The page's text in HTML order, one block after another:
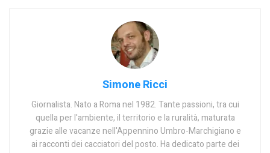
Simone Ricci
Giornalista. Nato a Roma nel 1982. Tante passioni, tra cui
quella per l'ambiente, il territorio e la ruralità, maturata
grazie alle vacanze nell'Appennino Umbro-Marchigiano e
ai racconti dei cacciatori del posto. Ha dedicato parte dei